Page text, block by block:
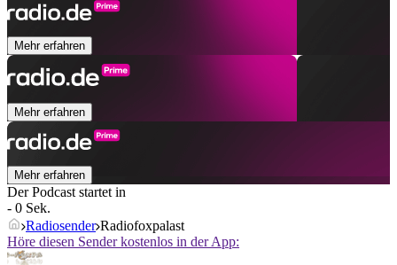
Mehr erfahren
Mehr erfahren
Mehr erfahren
Der Podcast startet in
- 0 Sek.
Radiosender Radiofoxpalast
Höre diesen Sender kostenlos in der App: